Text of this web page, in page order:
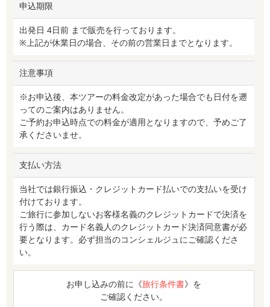
申込期限
出発日 4日前 まで販売を行っております。
※上記が休業日の場合、その前の営業日までとなります。
注意事項
※お申込後、本ツアーの料金改定があった場合でも日付を遡
ってのご案内はありません。
ご予約お申込時点での料金が適用となりますので、予めご了
承くださいませ。
支払い方法
当社では銀行振込・クレジットカード払いでの支払いを受け
付けております。
ご旅行に参加しないお客様名義のクレジットカードで決済を
行う際は、カード名義人のクレジットカード決済同意書が必
要となります。必ず担当のコンシェルジュにご確認くださ
い。
お申し込みの前に《旅行条件書》を
ご確認ください。